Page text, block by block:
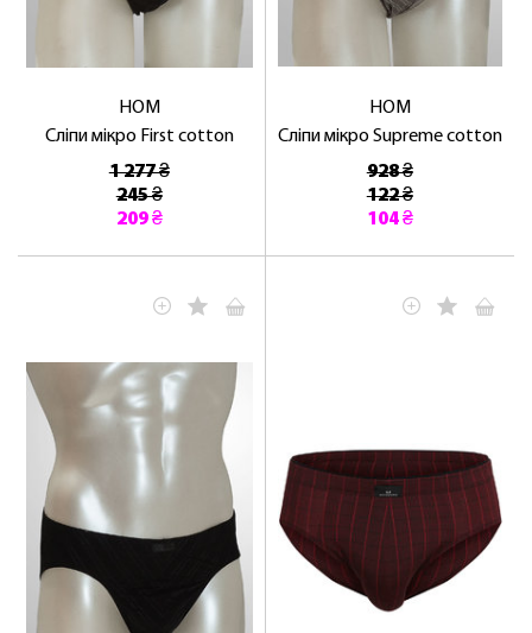
HOM
Сліпи мікро First cotton
1 277 ₴
245 ₴
209 ₴
HOM
Сліпи мікро Supreme cotton
928 ₴
122 ₴
104 ₴